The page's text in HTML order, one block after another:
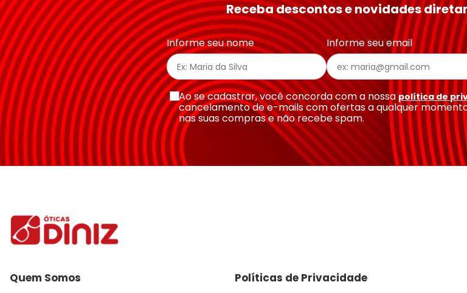
Endereço de email
Escreva uma avaliação
Receba descontos e novidades
Informe seu nome
Informe seu email
Ao se cadastrar, você concorda com a nossa política de
cancelamento de e-mails com ofertas a qualquer
nas suas compras e não recebe spam.
Quem Somos
Políticas de Privacidade